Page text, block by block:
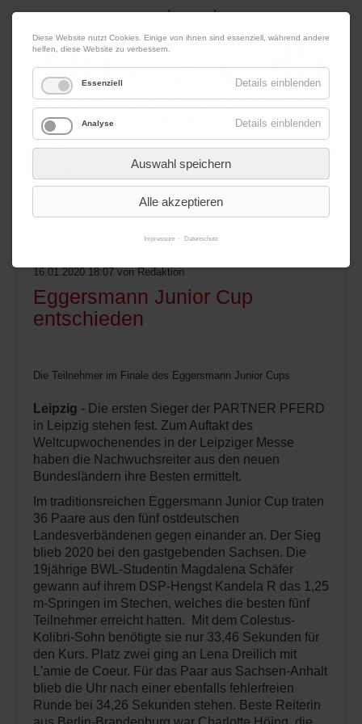
08. August 2026 Impressum|Kontakt|Datenschutz
Werbung
16.01.2020 18:07 von Redaktion
Eggersmann Junior Cup
entschieden
Die Teilnehmer im Finale des Eggersmann Junior Cups
Leipzig - Die ersten Sieger der PARTNER PFERD
in Leipzig stehen fest. Zum Auftakt des
Weltcupwochenendes in der Leipziger Messe
haben die Nachwuchsreiter aus den neuen
Bundesländern ihre Besten ermittelt.
Im traditionsreichen Eggersmann Junior Cup traten
36 Paare aus den fünf ostdeutschen
Landesverbändenen gegen einander an. Der Sieg
blieb 2020 bei den gastgebenden Sachsen. Die
19jährige BWL-Studentin Magdalena Schäfer
gewann auf ihrem DSP-Hengst Kandela R das 1,25
m-Springen im Stechen, welches die besten fünf
Teilnehmer erreicht hatten. Mit dem Colestus-
Kolibri-Sohn benötigte sie nur 33,46 Sekunden für
den Kurs. Platz zwei ging an Lena Dreilich mit
L'amie de Coeur. Für das Paar aus Sachsen-Anhalt
blieb die Uhr nach einer ebenfalls fehlerfreien
Runde bei 34,26 Sekunden stehen. Beste Reiterin
Diese Website nutzt Cookies. Einige von ihnen sind essenziell, während andere
helfen, diese Website zu verbessern.
Essenziell Details einblenden
Analyse Details einblenden
Auswahl speichern
Alle akzeptieren
Impressum Datenschutz